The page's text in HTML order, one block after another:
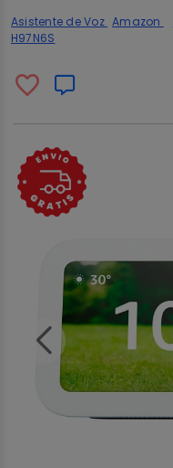
Asistente de Voz Amazon
H97N6S